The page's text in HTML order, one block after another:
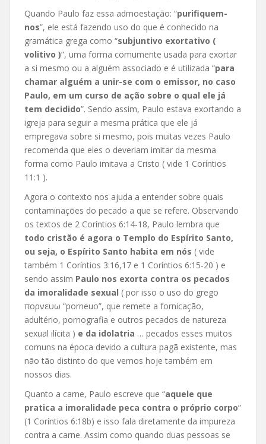
Quando Paulo faz essa admoestação: “purifiquem-
nos”, ele está fazendo uso do que é conhecido na
gramática grega como “subjuntivo exortativo (
volitivo )”, uma forma comumente usada para exortar
a si mesmo ou a alguém associado e é utilizada “para
chamar alguém a unir-se com o emissor, no caso
Paulo, em um curso de ação sobre o qual ele já
tem decidido”. Sendo assim, Paulo estava exortando a
igreja para seguir a mesma prática que ele já
empregava sobre si mesmo, pois muitas vezes Paulo
recomenda que eles o deveriam imitar da mesma
forma como Paulo imitava a Cristo ( vide 1 Coríntios
11:1 ).
Agora o contexto nos ajuda a entender sobre quais
contaminações do pecado a que se refere. Observando
os textos de 2 Coríntios 6:14-18, Paulo lembra que
todo cristão é agora o Templo do Espírito Santo,
ou seja, o Espírito Santo habita em nós ( vide
também 1 Coríntios 3:16,17 e 1 Coríntios 6:15-20 ) e
sendo assim Paulo nos exorta contra os pecados
da imoralidade sexual ( por isso o uso do grego
πορνευω “porneuo”, que remete a fornicação,
adultério, pornografia e outros pecados de natureza
sexual ilícita ) e da idolatria … pecados esses muitos
comuns na época devido a cultura pagã existente, mas
não tão distinto do que vemos hoje também em
nossos dias.
Quanto a carne, Paulo escreve que “aquele que
pratica a imoralidade peca contra o próprio corpo”
(1 Coríntios 6:18b) e isso fala diretamente da impureza
contra a carne. Assim como quando duas pessoas se